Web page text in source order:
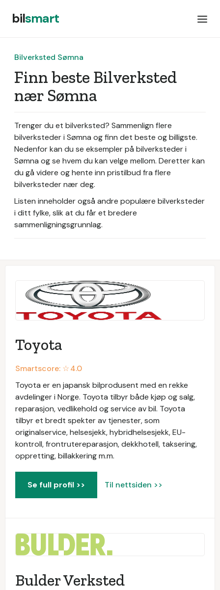
bilsmart
Bilverksted Sømna
Finn beste Bilverksted
nær Sømna
Trenger du et bilverksted? Sammenlign flere
bilverksteder i Sømna og finn det beste og billigste.
Nedenfor kan du se eksempler på bilverksteder i
Sømna og se hvem du kan velge mellom. Deretter kan
du gå videre og hente inn pristilbud fra flere
bilverksteder nær deg.
Listen inneholder også andre populære bilverksteder
i ditt fylke, slik at du får et bredere
sammenligningsgrunnlag.
Toyota
Smartscore: ☆4.0
Toyota er en japansk bilprodusent med en rekke
avdelinger i Norge. Toyota tilbyr både kjøp og salg,
reparasjon, vedlikehold og service av bil. Toyota
tilbyr et bredt spekter av tjenester, som
originalservice, helsesjekk, hybridhelsesjekk, EU-
kontroll, frontrutereparasjon, dekkhotell, taksering,
oppretting, billakkering m.m.
Se full profil >> Til nettsiden >>
Bulder Verksted